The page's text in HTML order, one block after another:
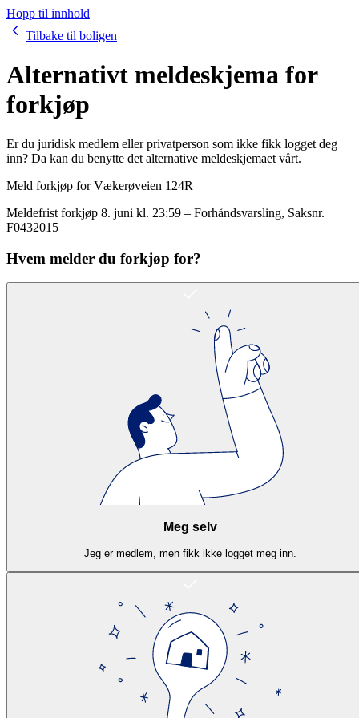
Hopp til innhold
Tilbake til boligen
Alternativt meldeskjema for
forkjøp
Er du juridisk medlem eller privatperson som ikke fikk logget deg
inn? Da kan du benytte det alternative meldeskjemaet vårt.
Meld forkjøp forVækerøveien 124R
Meldefrist forkjøp 8. juni kl. 23:59 – Forhåndsvarsling, Saksnr.
F0432015
Hvem melder du forkjøp for?
Meg selv
Jeg er medlem, men fikk ikke logget meg inn.